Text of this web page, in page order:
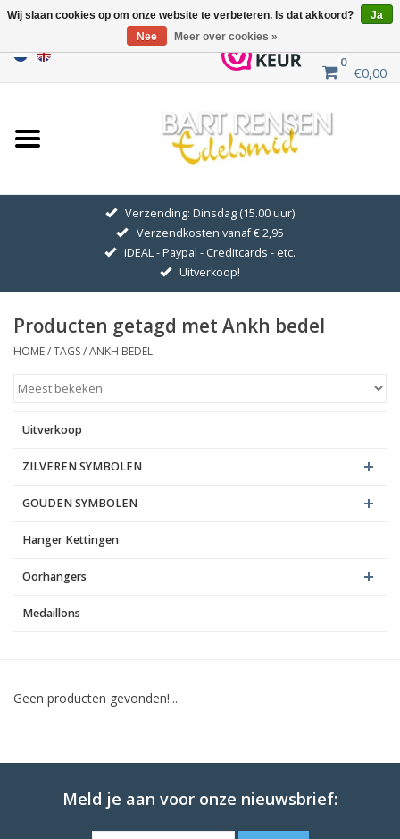
0
€0,00
Home
Uitverkoop
GOUDEN SYMBOLEN
Hanger Kettingen
Oorhangers
Medaillons
Blog
Verzending: Dinsdag (15.00 uur)
Verzendkosten vanaf € 2,95
iDEAL - Paypal - Creditcards - etc.
Uitverkoop!
Producten getagd met Ankh bedel
HOME/TAGS/ANKH BEDEL
Uitverkoop
ZILVEREN SYMBOLEN
GOUDEN SYMBOLEN
Hanger Kettingen
Oorhangers
Medaillons
Geen producten gevonden!...
Meld je aan voor onze nieuwsbrief:
Wij slaan cookies op om onze website te verbeteren. Is dat akkoord?
Ja
Nee
Meer over cookies »